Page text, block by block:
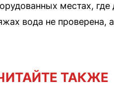
местах,
вода не
ТАКЖЕ